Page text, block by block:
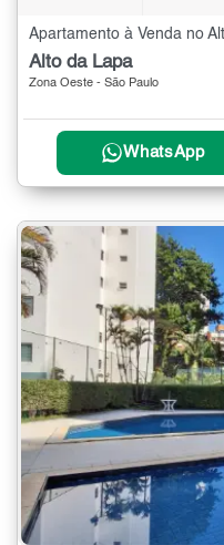
Apartamento à Venda no
Alto da Lapa
Zona Oeste - São Paulo
WhatsApp